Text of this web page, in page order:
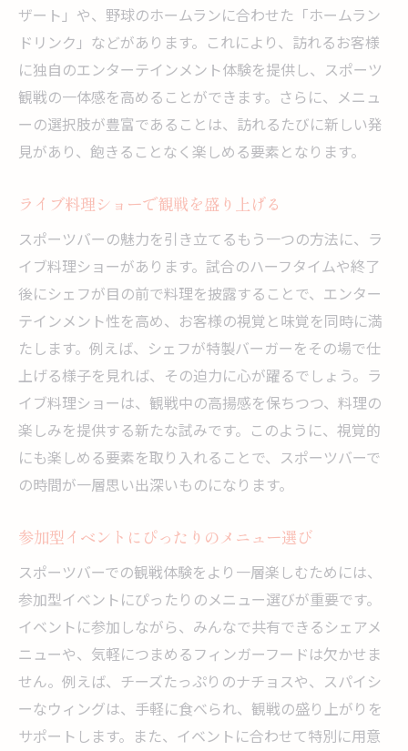
ザート」や、野球のホームランに合わせた「ホームラン
ドリンク」などがあります。これにより、訪れるお客様
に独自のエンターテインメント体験を提供し、スポーツ
観戦の一体感を高めることができます。さらに、メニュ
ーの選択肢が豊富であることは、訪れるたびに新しい発
見があり、飽きることなく楽しめる要素となります。
ライブ料理ショーで観戦を盛り上げる
スポーツバーの魅力を引き立てるもう一つの方法に、ラ
イブ料理ショーがあります。試合のハーフタイムや終了
後にシェフが目の前で料理を披露することで、エンター
テインメント性を高め、お客様の視覚と味覚を同時に満
たします。例えば、シェフが特製バーガーをその場で仕
上げる様子を見れば、その迫力に心が躍るでしょう。ラ
イブ料理ショーは、観戦中の高揚感を保ちつつ、料理の
楽しみを提供する新たな試みです。このように、視覚的
にも楽しめる要素を取り入れることで、スポーツバーで
の時間が一層思い出深いものになります。
参加型イベントにぴったりのメニュー選び
スポーツバーでの観戦体験をより一層楽しむためには、
参加型イベントにぴったりのメニュー選びが重要です。
イベントに参加しながら、みんなで共有できるシェアメ
ニューや、気軽につまめるフィンガーフードは欠かせま
せん。例えば、チーズたっぷりのナチョスや、スパイシ
ーなウィングは、手軽に食べられ、観戦の盛り上がりを
サポートします。また、イベントに合わせて特別に用意